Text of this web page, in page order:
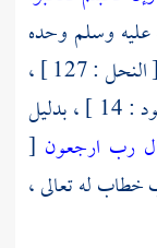
الله عليه وسلم وحده
الآية [ النحل : 127 ] ،
[ هود : 14 ] ، بدليل
رب ارجعون [
رب خطاب له تعالى ،